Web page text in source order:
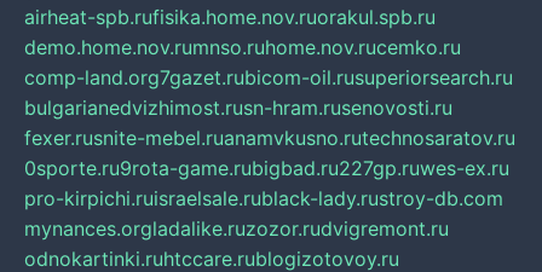
airheat-spb.rufisika.home.nov.ruorakul.spb.ru
demo.home.nov.rumnso.ruhome.nov.rucemko.ru
comp-land.org7gazet.rubicom-oil.rusuperiorsearch.ru
bulgarianedvizhimost.rusn-hram.rusenovosti.ru
fexer.rusnite-mebel.ruanamvkusno.rutechnosaratov.ru
0sporte.ru9rota-game.rubigbad.ru227gp.ruwes-ex.ru
pro-kirpichi.ruisraelsale.rublack-lady.rustroy-db.com
mynances.orgladalike.ruzozor.rudvigremont.ru
odnokartinki.ruhtccare.rublogizotovoy.ru